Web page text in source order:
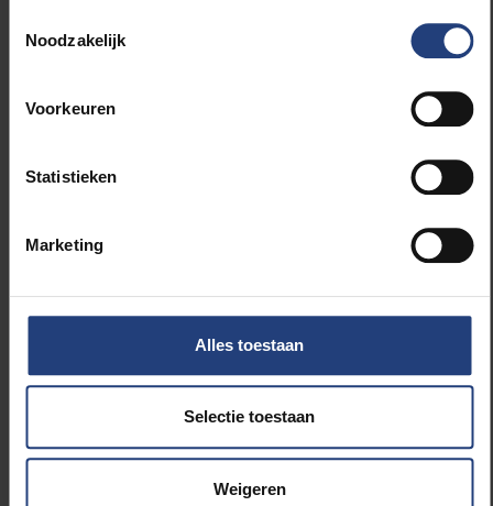
Noodzakelijk
Voorkeuren
Statistieken
Marketing
Alles toestaan
Selectie toestaan
Weigeren
lezen.
Wetenschap en onderzoek
Maatschappij en engagement